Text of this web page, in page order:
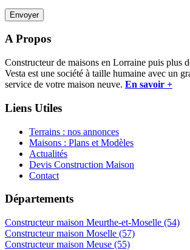
A Propos
Constructeur de maisons en Lorraine puis plus
Vesta est une société à taille humaine avec un
service de votre maison neuve. En savoir +
Liens Utiles
Terrains : nos annonces
Maisons : Plans et Modèles
Actualités
Devis Construction Maison
Contact
Départements
Constructeur maison Meurthe-et-Moselle (54)
Constructeur maison Moselle (57)
Constructeur maison Meuse (55)